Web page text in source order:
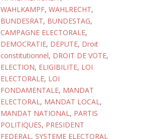
WAHLKAMPF, WAHLRECHT,
BUNDESRAT, BUNDESTAG,
CAMPAGNE ELECTORALE,
DEMOCRATIE, DEPUTE, Droit
constitutionnel, DROIT DE VOTE,
ELECTION, ELIGIBILITE, LOI
ELECTORALE, LOI
FONDAMENTALE, MANDAT
ELECTORAL, MANDAT LOCAL,
MANDAT NATIONAL, PARTIS
POLITIQUES, PRESIDENT
FEDERAL, SYSTEME ELECTORAL